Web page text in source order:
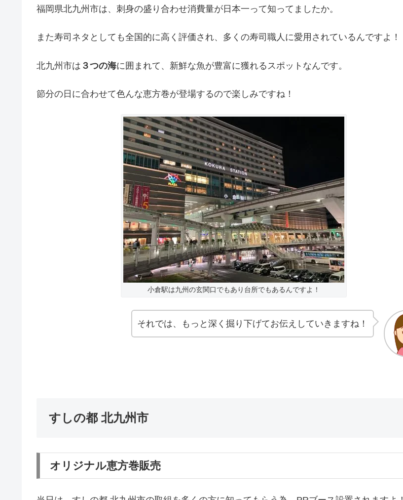
福岡県北九州市は、刺身の盛り合わせ消費量が日本一って知ってましたか。
また寿司ネタとしても全国的に高く評価され、多くの寿司職人に愛用されているんですよ！
北九州市は ３つの海に囲まれて、新鮮な魚が豊富に獲れるスポットなんです。
節分の日に合わせて色んな恵方巻が登場するので楽しみですね！
小倉駅は九州の玄関口でもあり台所でもあるんですよ！
それでは、もっと深く掘り下げてお伝えしていきますね！
すしの都 北九州市
オリジナル恵方巻販売